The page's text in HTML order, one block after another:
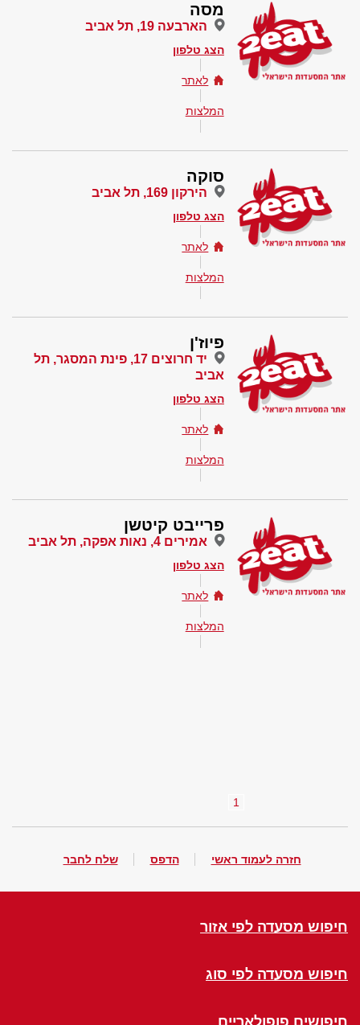
מסה
הארבעה 19, תל אביב
הצג טלפון
לאתר
המלצות
סוקה
הירקון 169, תל אביב
הצג טלפון
לאתר
המלצות
פיוז'ן
יד חרוצים 17, פינת המסגר, תל
אביב
הצג טלפון
לאתר
המלצות
פרייבט קיטשן
אמירים 4, נאות אפקה, תל אביב
הצג טלפון
לאתר
המלצות
1
חזרה לעמוד ראשי הדפס שלח לחבר
חיפוש מסעדה לפי אזור
חיפוש מסעדה לפי סוג
חיפושים פופולאריים